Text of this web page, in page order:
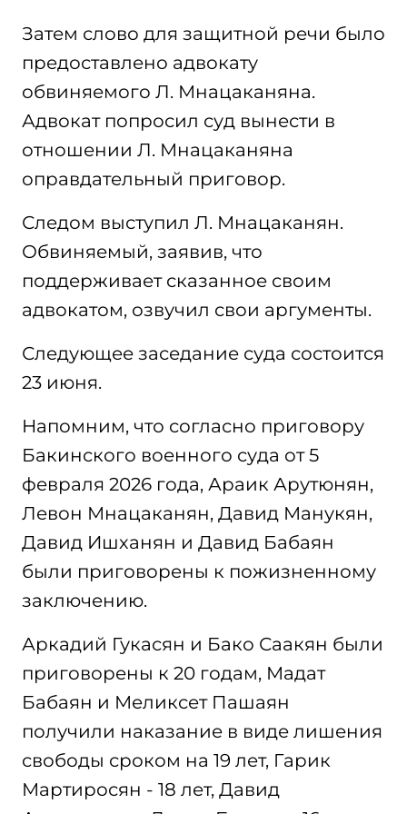
Затем слово для защитной речи было
предоставлено адвокату
обвиняемого Л. Мнацаканяна.
Адвокат попросил суд вынести в
отношении Л. Мнацаканяна
оправдательный приговор.
Следом выступил Л. Мнацаканян.
Обвиняемый, заявив, что
поддерживает сказанное своим
адвокатом, озвучил свои аргументы.
Следующее заседание суда состоится
23 июня.
Напомним, что согласно приговору
Бакинского военного суда от 5
февраля 2026 года, Араик Арутюнян,
Левон Мнацаканян, Давид Манукян,
Давид Ишханян и Давид Бабаян
были приговорены к пожизненному
заключению.
Аркадий Гукасян и Бако Саакян были
приговорены к 20 годам, Мадат
Бабаян и Меликсет Пашаян
получили наказание в виде лишения
свободы сроком на 19 лет, Гарик
Мартиросян - 18 лет, Давид